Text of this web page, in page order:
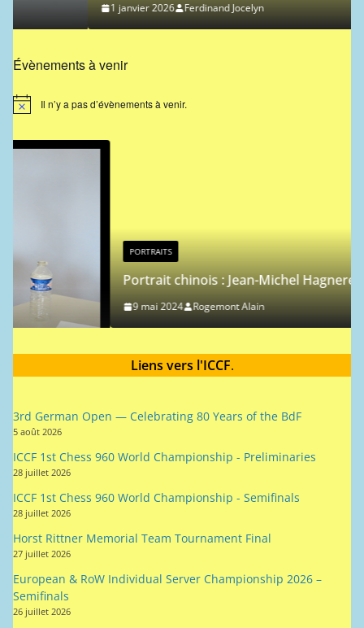
1 janvier 2026 Ferdinand Jocelyn
Évènements à venir
N
i
Il n’y a pas d’évènements à venir.
Portrait chinois : Jean-Michel Hagnere
9 mai 2024 Rogemont Alain
Liens vers l'ICCF.
3rd German Open — Celebrating 80 Years of the BdF
5 août 2026
ICCF 1st Chess 960 World Championship - Preliminaries
28 juillet 2026
ICCF 1st Chess 960 World Championship - Semifinals
28 juillet 2026
Horst Rittner Memorial Team Tournament Final
27 juillet 2026
European & RoW Individual Server Championship 2026 –
Semifinals
26 juillet 2026